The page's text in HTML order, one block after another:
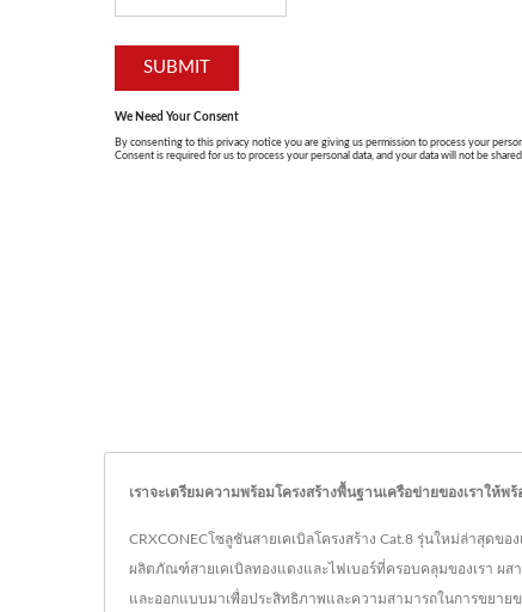
เราจะเตรียมความพร้อมโครงสร้างพื้นฐานเครือข่ายของเราใ
CRXCONECโซลูชันสายเคเบิลโครงสร้าง Cat.8 รุ่นใหม่ล่าสุด
ผลิตภัณฑ์สายเคเบิลทองแดงและไฟเบอร์ที่ครอบคลุมของเรา ผ
และออกแบบมาเพื่อประสิทธิภาพและความสามารถในการขยาย